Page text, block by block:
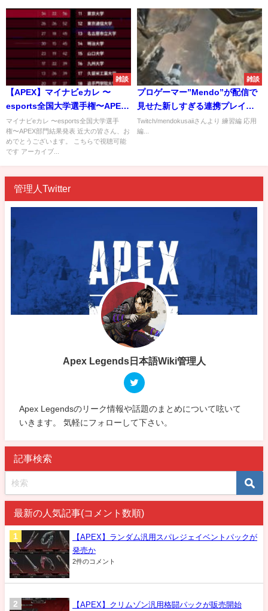
雑談
【APEX】マイナビeカレ 〜
esports全国大学選手権〜APEX
部門は近畿大学が優勝
マイナビeカレ 〜esports全国大学選手
権〜APEX部門結果発表 近大の皆さん、お
めでとうございます。 こちらで視聴可能
です アーカイブ...
雑談
プロゲーマー”Mendo”が配信で
見せた新しすぎる連携プレイが
コチラ
Twitch/mendokusaiiさんより 練習編 応用
編...
管理人Twitter
Apex Legends日本語Wiki管理人
Apex Legendsのリーク情報や話題のまとめについて呟いて
いきます。 気軽にフォローして下さい。
記事検索
最新の人気記事(コメント数順)
【APEX】ランダム汎用スパレジェイベントパックが
発売か
2件のコメント
【APEX】クリムゾン汎用格闘パックが販売開始